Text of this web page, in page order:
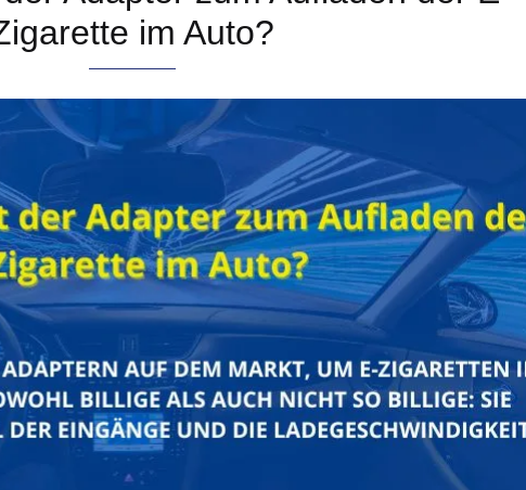
im Auto?